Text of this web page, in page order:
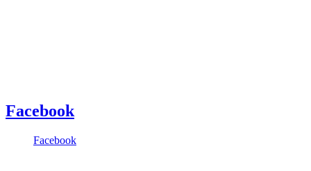
Facebook
Facebook